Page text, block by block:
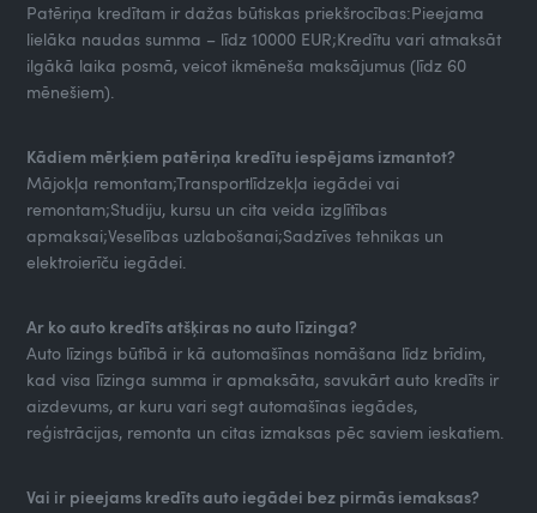
Patēriņa kredītam ir dažas būtiskas priekšrocības:Pieejama
lielāka naudas summa – līdz 10000 EUR;Kredītu vari atmaksāt
ilgākā laika posmā, veicot ikmēneša maksājumus (līdz 60
mēnešiem).
Kādiem mērķiem patēriņa kredītu iespējams izmantot?
Mājokļa remontam;Transportlīdzekļa iegādei vai
remontam;Studiju, kursu un cita veida izglītības
apmaksai;Veselības uzlabošanai;Sadzīves tehnikas un
elektroierīču iegādei.
Ar ko auto kredīts atšķiras no auto līzinga?
Auto līzings būtībā ir kā automašīnas nomāšana līdz brīdim,
kad visa līzinga summa ir apmaksāta, savukārt auto kredīts ir
aizdevums, ar kuru vari segt automašīnas iegādes,
reģistrācijas, remonta un citas izmaksas pēc saviem ieskatiem.
Vai ir pieejams kredīts auto iegādei bez pirmās iemaksas?